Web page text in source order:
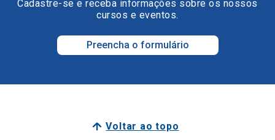
Cadastre-se e receba informações sobre os nossos
cursos e eventos.
Preencha o formulário
Voltar ao topo